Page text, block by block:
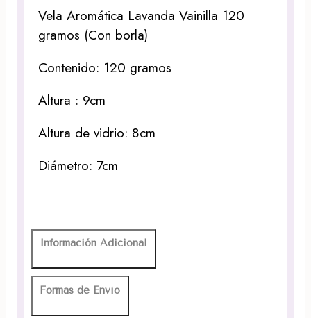
Vela Aromática Lavanda Vainilla 120
gramos (Con borla)
Contenido: 120 gramos
Altura : 9cm
Altura de vidrio: 8cm
Diámetro: 7cm
Información Adicional
Formas de Envío